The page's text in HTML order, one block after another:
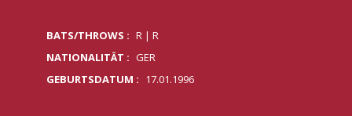
BATS/THROWS : R | R
NATIONALITÄT : GER
GEBURTSDATUM : 17.01.1996